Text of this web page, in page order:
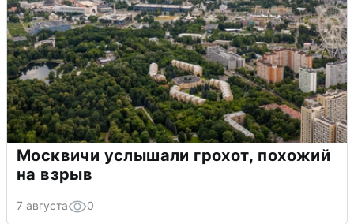
Москвичи услышали грохот, похожий
на взрыв
7 августа 0